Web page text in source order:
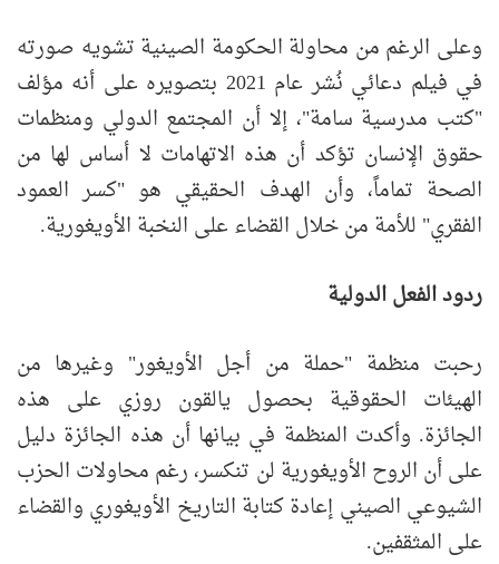
وعلى الرغم من محاولة الحكومة الصينية تشويه صورته
في فيلم دعائي نُشر عام 2021 بتصويره على أنه مؤلف
"كتب مدرسية سامة"، إلا أن المجتمع الدولي ومنظمات
حقوق الإنسان تؤكد أن هذه الاتهامات لا أساس لها من
الصحة تماماً، وأن الهدف الحقيقي هو "كسر العمود
الفقري" للأمة من خلال القضاء على النخبة الأويغورية.
ردود الفعل الدولية
رحبت منظمة "حملة من أجل الأويغور" وغيرها من
الهيئات الحقوقية بحصول يالقون روزي على هذه
الجائزة. وأكدت المنظمة في بيانها أن هذه الجائزة دليل
على أن الروح الأويغورية لن تنكسر، رغم محاولات الحزب
الشيوعي الصيني إعادة كتابة التاريخ الأويغوري والقضاء
على المثقفين.